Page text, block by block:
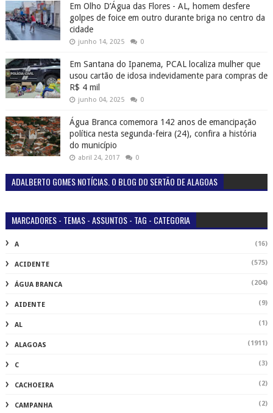
Em Olho D’Água das Flores - AL, homem desfere
golpes de foice em outro durante briga no centro da
cidade
junho 14, 2025 0
Em Santana do Ipanema, PCAL localiza mulher que
usou cartão de idosa indevidamente para compras de
R$ 4 mil
junho 04, 2025 0
Água Branca comemora 142 anos de emancipação
política nesta segunda-feira (24), confira a história
do município
abril 24, 2017 0
ADALBERTO GOMES NOTÍCIAS. O BLOG DO SERTÃO DE ALAGOAS
MARCADORES - TEMAS - ASSUNTOS - TAG - CATEGORIA
A (16)
ACIDENTE (575)
ÁGUA BRANCA (204)
AIDENTE (9)
AL (1)
ALAGOAS (1911)
C (3)
CACHOEIRA (2)
CAMPANHA (2)